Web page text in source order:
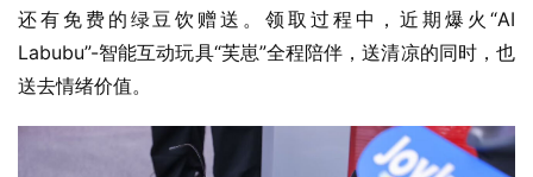
还有免费的绿豆饮赠送。领取过程中，近期爆火“AI
Labubu”-智能互动玩具“芙崽”全程陪伴，送清凉的同时，也
送去情绪价值。